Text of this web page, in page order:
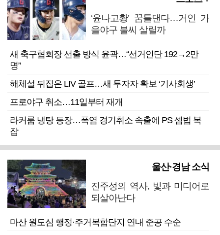
‘윤나고황’ 꿈틀댄다…거인 가
을야구 불씨 살릴까
새 축구협회장 선출 방식 윤곽…“선거인단 192→2만
명”
해체설 뒤집은 LIV 골프…새 투자자 확보 ‘기사회생’
프로야구 취소…11일부터 재개
라커룸 냉탕 등장…폭염 경기취소 속출에 PS 셈법 복
잡
울산·경남 소식
진주성의 역사, 빛과 미디어로
되살아난다
마산 원도심 행정·주거복합단지 연내 준공 수순